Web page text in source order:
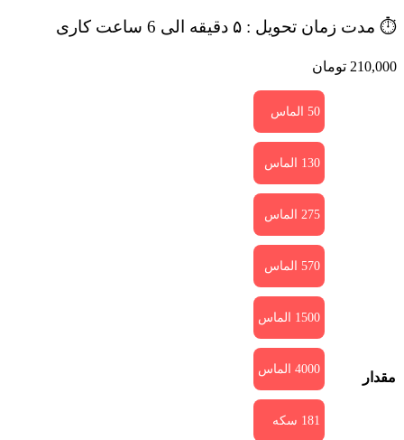
⏱️ مدت زمان تحویل : ۵ دقیقه الی 6 ساعت کاری
210,000 تومان
مقدار
50 الماس
130 الماس
275 الماس
570 الماس
1500 الماس
4000 الماس
181 سکه